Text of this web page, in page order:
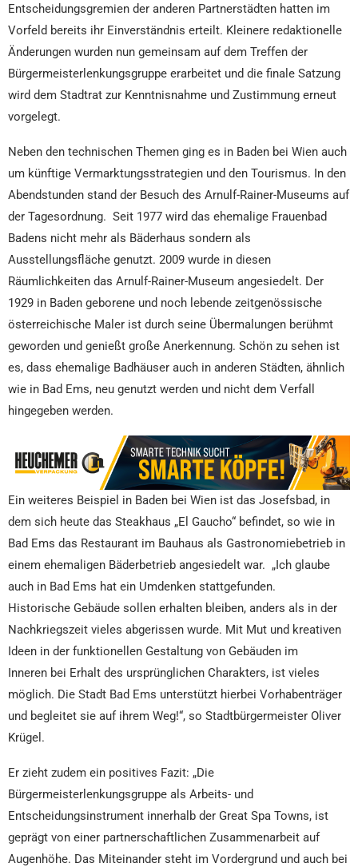
Entscheidungsgremien der anderen Partnerstädten hatten im
Vorfeld bereits ihr Einverständnis erteilt. Kleinere redaktionelle
Änderungen wurden nun gemeinsam auf dem Treffen der
Bürgermeisterlenkungsgruppe erarbeitet und die finale Satzung
wird dem Stadtrat zur Kenntnisnahme und Zustimmung erneut
vorgelegt.
Neben den technischen Themen ging es in Baden bei Wien auch
um künftige Vermarktungsstrategien und den Tourismus. In den
Abendstunden stand der Besuch des Arnulf-Rainer-Museums auf
der Tagesordnung. Seit 1977 wird das ehemalige Frauenbad
Badens nicht mehr als Bäderhaus sondern als
Ausstellungsfläche genutzt. 2009 wurde in diesen
Räumlichkeiten das Arnulf-Rainer-Museum angesiedelt. Der
1929 in Baden geborene und noch lebende zeitgenössische
österreichische Maler ist durch seine Übermalungen berühmt
geworden und genießt große Anerkennung. Schön zu sehen ist
es, dass ehemalige Badhäuser auch in anderen Städten, ähnlich
wie in Bad Ems, neu genutzt werden und nicht dem Verfall
hingegeben werden.
Ein weiteres Beispiel in Baden bei Wien ist das Josefsbad, in
dem sich heute das Steakhaus „El Gaucho“ befindet, so wie in
Bad Ems das Restaurant im Bauhaus als Gastronomiebetrieb in
einem ehemaligen Bäderbetrieb angesiedelt war. „Ich glaube
auch in Bad Ems hat ein Umdenken stattgefunden.
Historische Gebäude sollen erhalten bleiben, anders als in der
Nachkriegszeit vieles abgerissen wurde. Mit Mut und kreativen
Ideen in der funktionellen Gestaltung von Gebäuden im
Inneren bei Erhalt des ursprünglichen Charakters, ist vieles
möglich. Die Stadt Bad Ems unterstützt hierbei Vorhabenträger
und begleitet sie auf ihrem Weg!“, so Stadtbürgermeister Oliver
Krügel.
Er zieht zudem ein positives Fazit: „Die
Bürgermeisterlenkungsgruppe als Arbeits- und
Entscheidungsinstrument innerhalb der Great Spa Towns, ist
geprägt von einer partnerschaftlichen Zusammenarbeit auf
Augenhöhe. Das Miteinander steht im Vordergrund und auch bei